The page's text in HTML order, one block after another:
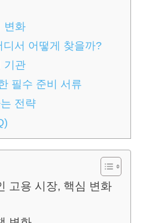
변화
서 어떻게 찾을까?
기관
필수 준비 서류
전략
고용 시장, 핵심 변화